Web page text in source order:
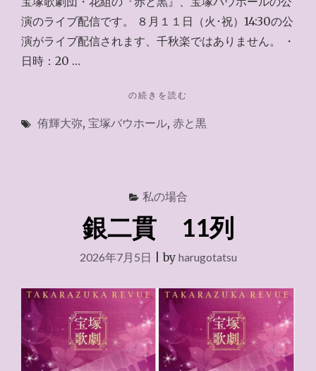
演のライブ配信です。 ８月１１日（火･祝）14:30の公
演がライブ配信されます、千秋楽ではありません。 ・
日時：20 …
"ラ
ブ
黒』
2026.8.11"
の続きを読む
侑輝大弥, 宝塚バウホール, 赤と黒
私の場合
銀二貫 11列
2026年7月5日 |by harugotatsu